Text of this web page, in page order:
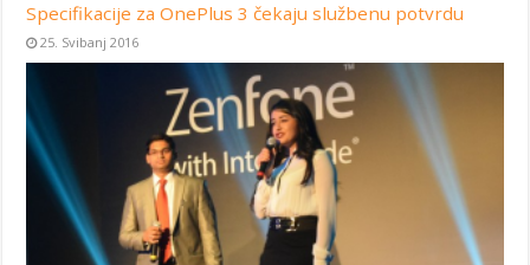
Specifikacije za OnePlus 3 čekaju službenu potvrdu
25. Svibanj 2016